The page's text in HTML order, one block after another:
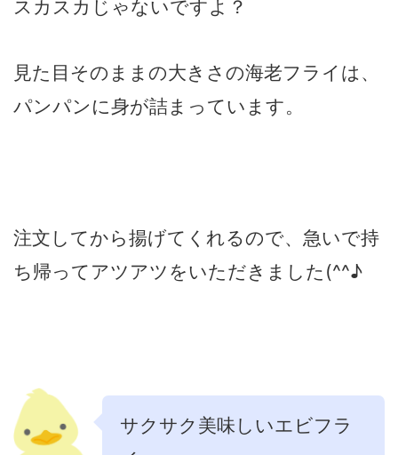
スカスカじゃないですよ？
見た目そのままの大きさの海老フライは、
パンパンに身が詰まっています。
注文してから揚げてくれるので、急いで持
ち帰ってアツアツをいただきました(^^♪
サクサク美味しいエビフラ